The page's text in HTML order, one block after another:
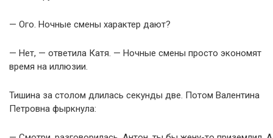
— Ого. Ночные смены характер дают?
— Нет, — ответила Катя. — Ночные смены просто экономят
время на иллюзии.
Тишина за столом длилась секунды две. Потом Валентина
Петровна фыркнула: